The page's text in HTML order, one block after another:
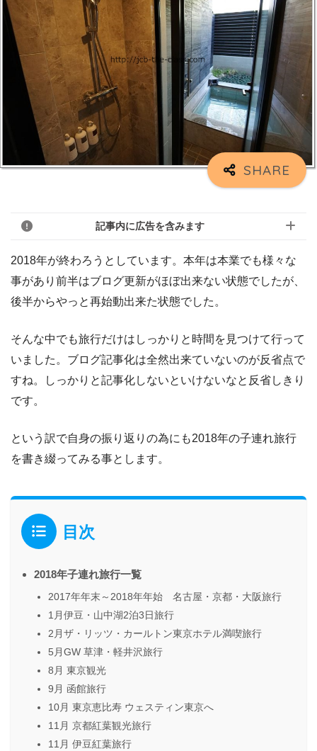
記事内に広告を含みます
2018年が終わろうとしています。本年は本業でも様々な
事があり前半はブログ更新がほぼ出来ない状態でしたが、
後半からやっと再始動出来た状態でした。
そんな中でも旅行だけはしっかりと時間を見つけて行って
いました。ブログ記事化は全然出来ていないのが反省点で
すね。しっかりと記事化しないといけないなと反省しきり
です。
という訳で自身の振り返りの為にも2018年の子連れ旅行
を書き綴ってみる事とします。
目次
2018年子連れ旅行一覧
2017年年末～2018年年始 名古屋・京都・大阪旅行
1月伊豆・山中湖2泊3日旅行
2月ザ・リッツ・カールトン東京ホテル満喫旅行
5月GW 草津・軽井沢旅行
8月 東京観光
9月 函館旅行
10月 東京恵比寿 ウェスティン東京へ
11月 京都紅葉観光旅行
11月 伊豆紅葉旅行